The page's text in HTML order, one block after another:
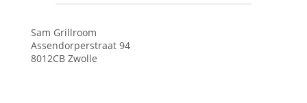
Sam Grillroom
Assendorperstraat 94
8012CB Zwolle